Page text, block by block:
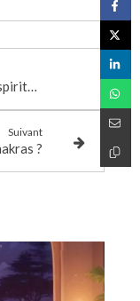
Qu'est ce qu'un guérisseur spirituel ?
Suivant
?